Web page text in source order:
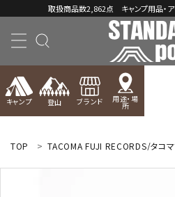
取扱商品数2,862点 キャンプ用品・
キャンプ 登山 ブランド 用途・場
所
ようこそ ゲスト 様
TOP TACOMA FUJI RECORDS/タコ